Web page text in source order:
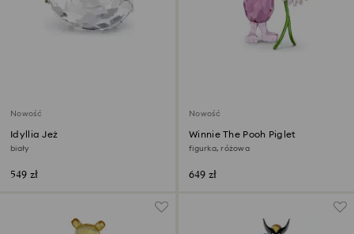
Nowość
Idyllia Jeż
biały
549 zł
Nowość
Winnie The Pooh Piglet
figurka, różowa
649 zł